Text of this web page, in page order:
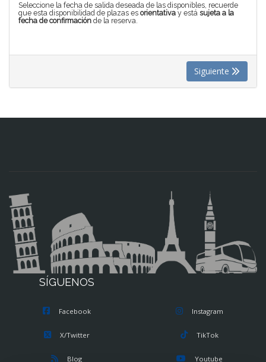
Seleccione la fecha de salida deseada de las disponibles, recuerde
que esta disponibilidad de plazas es orientativa y está sujeta a la
fecha de confirmación de la reserva.
Siguiente
SÍGUENOS
Facebook
X/Twitter
Blog
Instagram
TikTok
Youtube